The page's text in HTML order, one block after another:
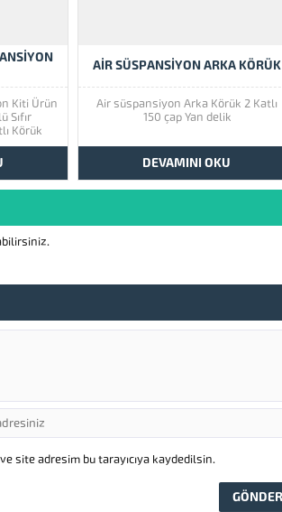
Kiti Ürün
Sıfır
Körük
AirMadz
Telli
tankı
AIR SÜSPANSIYON ARKA KÖRÜK
Air süspansiyon Arka Körük 2 Katlı
150 çap Yan delik
DEVAMINI OKU
site adresim bu tarayıcıya kaydedilsin.